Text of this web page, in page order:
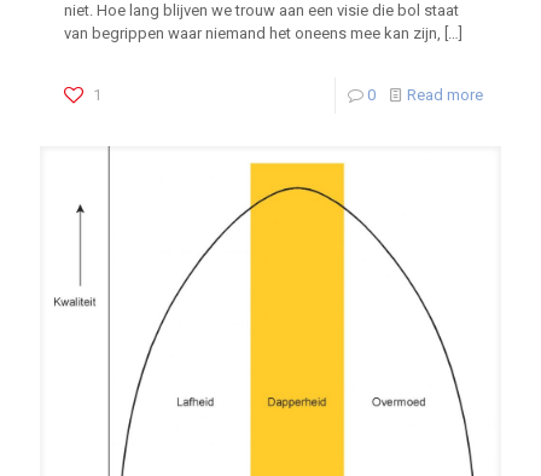
niet. Hoe lang blijven we trouw aan een visie die bol staat
van begrippen waar niemand het oneens mee kan zijn, […]
1 0 Read more